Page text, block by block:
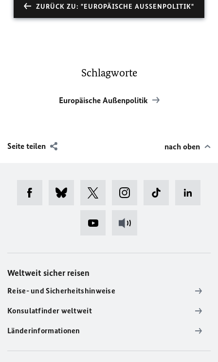
ZURÜCK ZU: "EUROPÄISCHE AUSSENPOLITIK"
Schlagworte
Europäische Außenpolitik
Seite teilen nach oben
Weltweit sicher reisen
Reise- und Sicherheitshinweise
Konsulatfinder weltweit
Länderinformationen